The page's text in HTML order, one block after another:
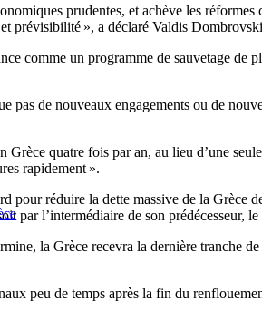
prudentes, et achève les
prévisibilité », a déclaré Valdis
comme un programme de sauvetage
pas de nouveaux engagements ou de
Grèce quatre fois par an, au lieu d’une
rapidement ».
pour réduire la dette massive de la Grèce
par l’intermédiaire de son prédécesseur,
la Grèce recevra la dernière tranche
peu de temps après la fin du